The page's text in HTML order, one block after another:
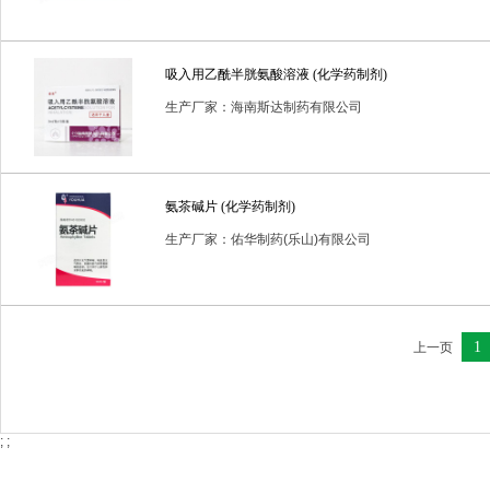
吸入用乙酰半胱氨酸溶液 (化学药制剂)
生产厂家：海南斯达制药有限公司
氨茶碱片 (化学药制剂)
生产厂家：佑华制药(乐山)有限公司
上一页 1
; ;